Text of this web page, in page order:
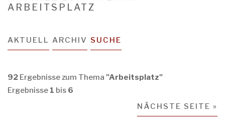
ARBEITSPLATZ
AKTUELL ARCHIV SUCHE
92 Ergebnisse zum Thema "Arbeitsplatz"
Ergebnisse 1 bis 6
NÄCHSTE SEITE »